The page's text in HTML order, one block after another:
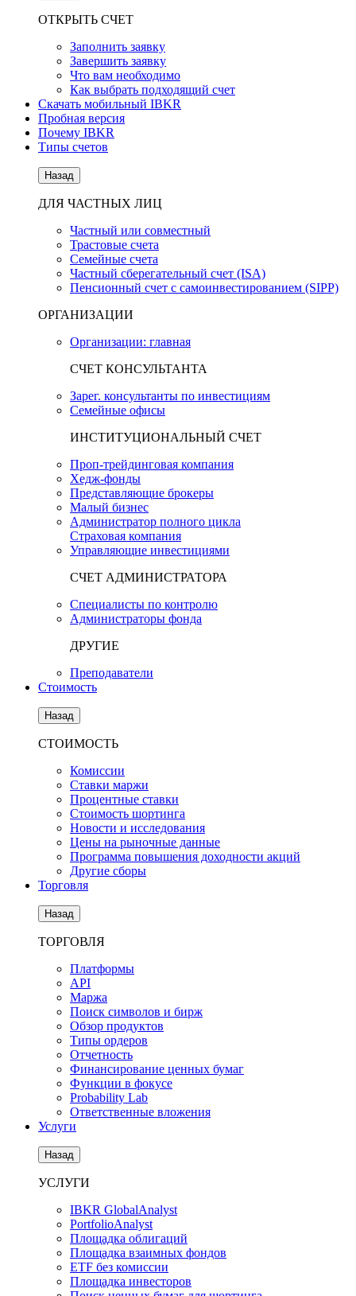
ОТКРЫТЬ СЧЕТ
Заполнить заявку
Завершить заявку
Что вам необходимо
Как выбрать подходящий счет
Скачать мобильный IBKR
Пробная версия
Почему IBKR
Типы счетов
Назад
ДЛЯ ЧАСТНЫХ ЛИЦ
Частный или совместный
Трастовые счета
Семейные счета
Частный сберегательный счет (ISA)
Пенсионный счет с самоинвестированием (SIPP)
ОРГАНИЗАЦИИ
Организации: главная
СЧЕТ КОНСУЛЬТАНТА
Зарег. консультанты по инвестициям
Семейные офисы
ИНСТИТУЦИОНАЛЬНЫЙ СЧЕТ
Проп-трейдинговая компания
Хедж-фонды
Представляющие брокеры
Малый бизнес
Администратор полного цикла
Страховая компания
Управляющие инвестициями
СЧЕТ АДМИНИСТРАТОРА
Специалисты по контролю
Администраторы фонда
ДРУГИЕ
Преподаватели
Стоимость
Назад
СТОИМОСТЬ
Комиссии
Ставки маржи
Процентные ставки
Стоимость шортинга
Новости и исследования
Цены на рыночные данные
Программа повышения доходности акций
Другие сборы
Торговля
Назад
ТОРГОВЛЯ
Платформы
API
Маржа
Поиск символов и бирж
Обзор продуктов
Типы ордеров
Отчетность
Финансирование ценных бумаг
Функции в фокусе
Probability Lab
Ответственные вложения
Услуги
Назад
УСЛУГИ
IBKR GlobalAnalyst
PortfolioAnalyst
Площадка облигаций
Площадка взаимных фондов
ETF без комиссии
Площадка инвесторов